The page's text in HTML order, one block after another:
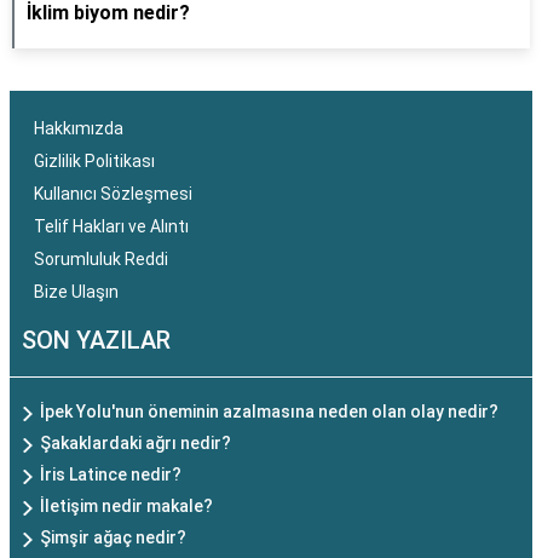
İklim biyom nedir?
Hakkımızda
Gizlilik Politikası
Kullanıcı Sözleşmesi
Telif Hakları ve Alıntı
Sorumluluk Reddi
Bize Ulaşın
SON YAZILAR
İpek Yolu'nun öneminin azalmasına neden olan olay nedir?
Şakaklardaki ağrı nedir?
İris Latince nedir?
İletişim nedir makale?
Şimşir ağaç nedir?